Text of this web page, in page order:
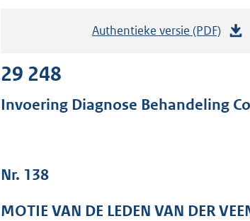
Authentieke versie (PDF)
a
r
29 248
Invoering Diagnose Behandeling
Nr. 138
MOTIE VAN DE LEDEN VAN DER